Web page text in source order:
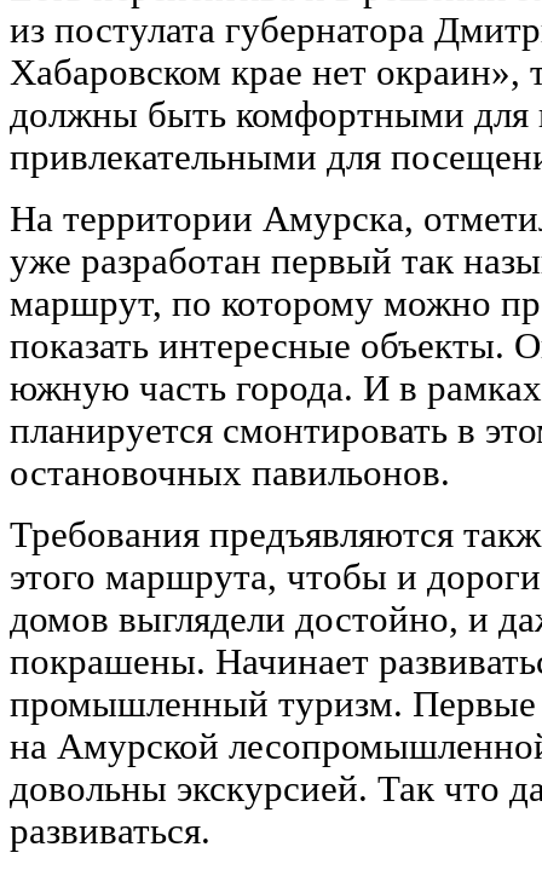
из постулата губернатора
Хабаровском крае нет окраин»,
должны быть комфортными для
привлекательными для
На территории Амурска,
уже разработан первый так
маршрут, по которому можно
показать интересные объекты.
южную часть города. И в рамках
планируется смонтировать в
остановочных павильонов.
Требования предъявляются
этого маршрута, чтобы и
домов выглядели достойно, и
покрашены. Начинает
промышленный туризм.
на Амурской
довольны экскурсией. Так что
развиваться.